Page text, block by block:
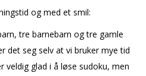
og med et smil:
tre barnebarn og tre gamle
det seg selv at vi bruker mye tid
veldig glad i å løse sudoku, men